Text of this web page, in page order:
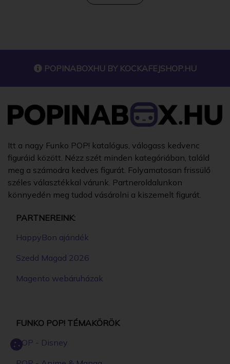
POPINABOXHU BY KOCKAFEJSHOP.HU
Itt a nagy Funko POP! katalógus, válogass kedvenc
figuráid között. Nézz szét minden kategóriában, találd
meg a számodra kedves figurát. Folyamatosan frissülő
széles választékkal várunk. Partneroldalunkon
könnyedén meg tudod vásárolni a kiszemelt figurát.
PARTNEREINK:
HappyBon ajándék
Szedd Magad 2026
Magento webáruházak
FUNKO POP! TÉMAKÖRÖK
POP - Disney